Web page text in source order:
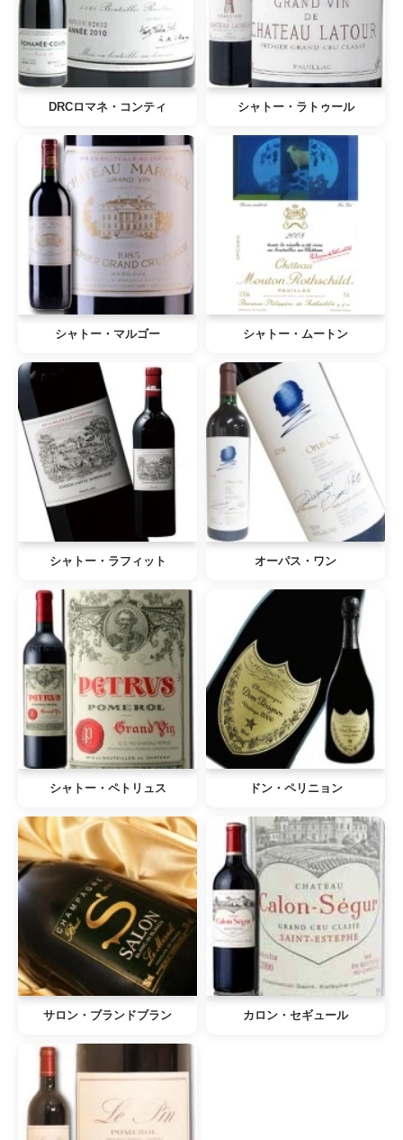
DRCロマネ・コンティ シャトー・ラトゥール
シャトー・マルゴー シャトー・ムートン
シャトー・ラフィット オーパス・ワン
シャトー・ペトリュス ドン・ペリニョン
サロン・ブランドブラン カロン・セギュール